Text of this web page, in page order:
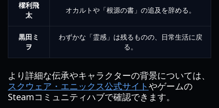
櫂利飛
太
オカルトや「根源の書」の追及を辞める。
黒田ミ
ヲ
わずかな「霊感」は残るものの、日常生活に戻
る。
より詳細な伝承やキャラクターの背景については、
スクウェア・エニックス公式サイトやゲームの
Steamコミュニティハブで確認できます。